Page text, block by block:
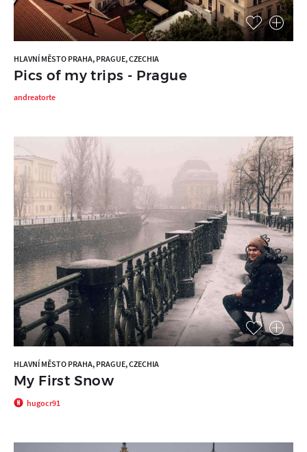
HLAVNÍ MĚSTO PRAHA, PRAGUE, CZECHIA
Pics of my trips - Prague
andreatorte
HLAVNÍ MĚSTO PRAHA, PRAGUE, CZECHIA
My First Snow
hugocr91